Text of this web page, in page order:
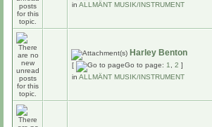
in ALLMÄNT MUSIK/INSTRUMENT
Harley Benton
[ Go to page: 1 2 ]
in ALLMÄNT MUSIK/INSTRUMENT